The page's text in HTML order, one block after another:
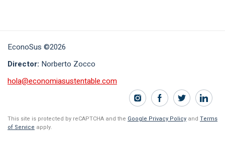
EconoSus ©2026
Director: Norberto Zocco
hola@economiasustentable.com
This site is protected by reCAPTCHA and the Google Privacy Policy and Terms
of Service apply.